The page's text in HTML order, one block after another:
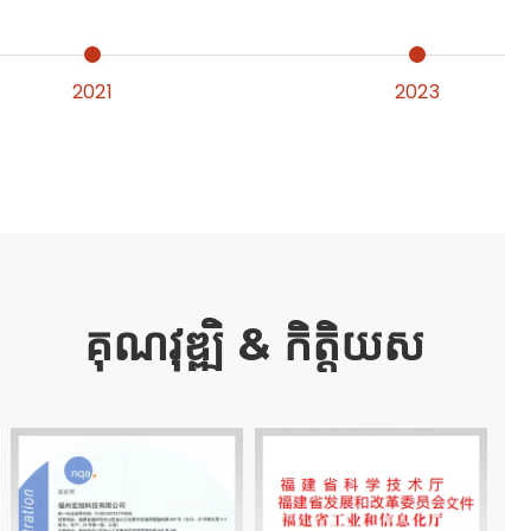
2021 2023
គុណវុឌ្ឍិ & កិត្តិយស